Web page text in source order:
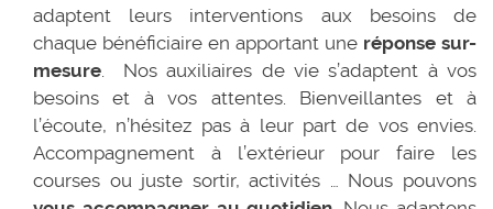
adaptent leurs interventions aux besoins de
chaque bénéficiaire en apportant une réponse sur-
mesure . Nos auxiliaires de vie s’adaptent à vos
besoins et à vos attentes. Bienveillantes et à
l’écoute, n’hésitez pas à leur part de vos envies.
Accompagnement à l’extérieur pour faire les
courses ou juste sortir, activités … Nous pouvons